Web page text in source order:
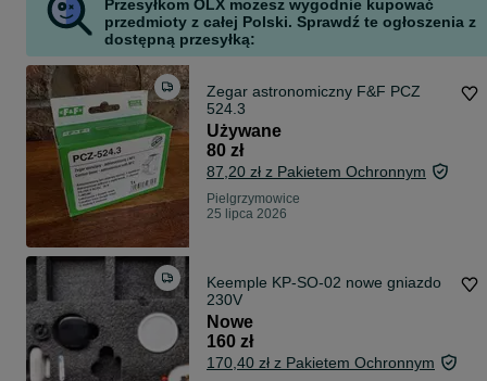
Przesyłkom OLX możesz wygodnie kupować
przedmioty z całej Polski. Sprawdź te ogłoszenia z
dostępną przesyłką:
Zegar astronomiczny F&F PCZ
524.3
Używane
80 zł
87,20 zł z Pakietem Ochronnym
Pielgrzymowice
25 lipca 2026
Keemple KP-SO-02 nowe gniazdo
230V
Nowe
160 zł
170,40 zł z Pakietem Ochronnym